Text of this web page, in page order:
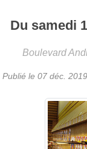
Du samedi
Boulevard
Publié le 07 déc. 2019